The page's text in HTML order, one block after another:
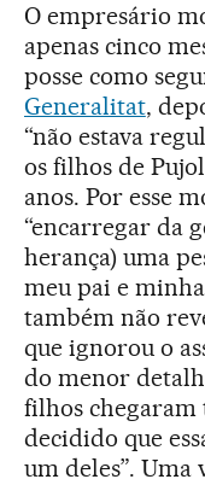
O empresário
apenas cinco
posse como
Generalitat,
“não estava
os filhos de
anos. Por esse
“encarregar da
herança) uma
meu pai e
também não
que ignorou o
do menor
filhos chegaram
decidido que
um deles”. Uma